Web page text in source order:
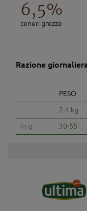
6,5%
ceneri grezze
Razione
PESO
2-4 kg
in g
30-55